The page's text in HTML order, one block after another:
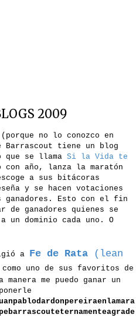
2009
no lo conozco en
Barrascout tiene un blog
que se llama Si la Vida te
con año, lanza la maratón
a sus bitácoras
y se hacen votaciones
Esto con el fin
de ganadores quienes se
un dominio cada uno. O
a Fe de Rata (lean
como uno de sus favoritos de
me puedo ganar un